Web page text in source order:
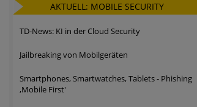
AKTUELL: MOBILE SECURITY
TD-News: KI in der Cloud Security
Jailbreaking von Mobilgeräten
Smartphones, Smartwatches, Tablets - Phishing
,Mobile First'